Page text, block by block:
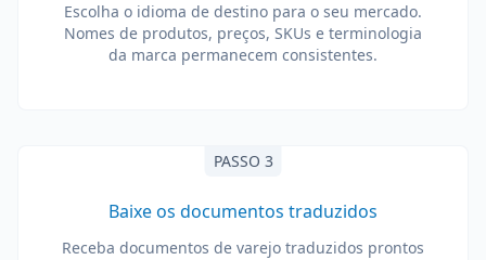
Escolha o idioma de destino para o seu mercado.
Nomes de produtos, preços, SKUs e terminologia
da marca permanecem consistentes.
PASSO 3
Baixe os documentos traduzidos
Receba documentos de varejo traduzidos prontos